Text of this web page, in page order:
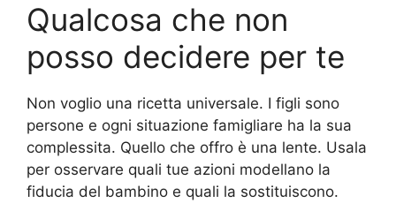
Qualcosa che non
posso decidere per te
Non voglio una ricetta universale. I figli sono
persone e ogni situazione famigliare ha la sua
complessita. Quello che offro è una lente. Usala
per osservare quali tue azioni modellano la
fiducia del bambino e quali la sostituiscono.